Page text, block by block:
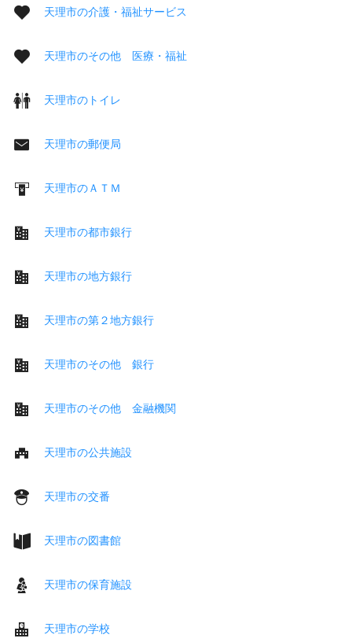
天理市の介護・福祉サービス
天理市のその他 医療・福祉
天理市のトイレ
天理市の郵便局
天理市のＡＴＭ
天理市の都市銀行
天理市の地方銀行
天理市の第２地方銀行
天理市のその他 銀行
天理市のその他 金融機関
天理市の公共施設
天理市の交番
天理市の図書館
天理市の保育施設
天理市の学校